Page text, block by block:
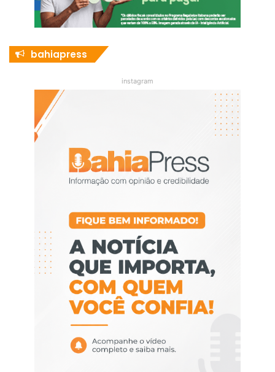
bahiapress
instagram